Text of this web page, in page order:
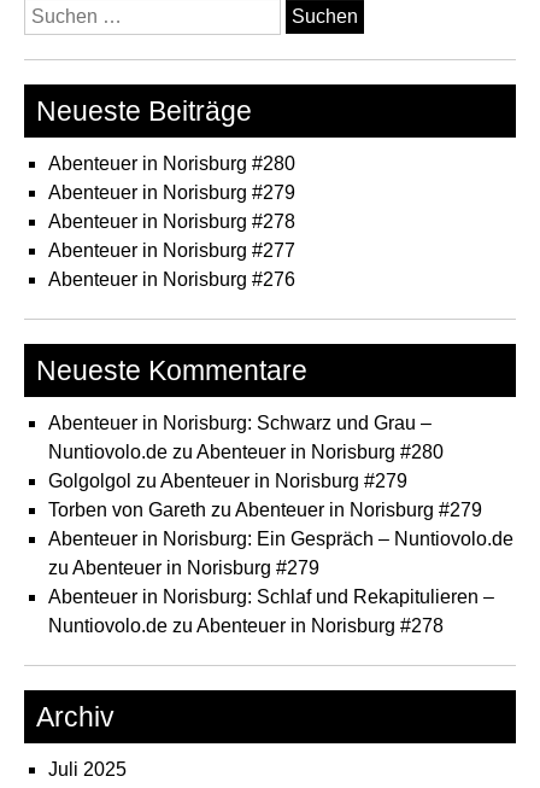
Suchen
nach:
Neueste Beiträge
Abenteuer in Norisburg #280
Abenteuer in Norisburg #279
Abenteuer in Norisburg #278
Abenteuer in Norisburg #277
Abenteuer in Norisburg #276
Neueste Kommentare
Abenteuer in Norisburg: Schwarz und Grau –
Nuntiovolo.de zu Abenteuer in Norisburg #280
Golgolgol zu Abenteuer in Norisburg #279
Torben von Gareth zu Abenteuer in Norisburg #279
Abenteuer in Norisburg: Ein Gespräch – Nuntiovolo.de
zu Abenteuer in Norisburg #279
Abenteuer in Norisburg: Schlaf und Rekapitulieren –
Nuntiovolo.de zu Abenteuer in Norisburg #278
Archiv
Juli 2025